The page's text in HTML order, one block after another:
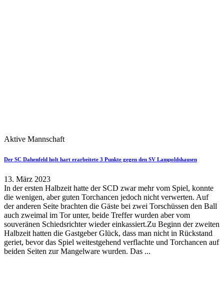
Aktive Mannschaft
Der SC Dahenfeld holt hart erarbeitete 3 Punkte gegen den SV Lampoldshausen
13. März 2023
In der ersten Halbzeit hatte der SCD zwar mehr vom Spiel, konnte
die wenigen, aber guten Torchancen jedoch nicht verwerten. Auf
der anderen Seite brachten die Gäste bei zwei Torschüssen den Ball
auch zweimal im Tor unter, beide Treffer wurden aber vom
souveränen Schiedsrichter wieder einkassiert.Zu Beginn der zweiten
Halbzeit hatten die Gastgeber Glück, dass man nicht in Rückstand
geriet, bevor das Spiel weitestgehend verflachte und Torchancen auf
beiden Seiten zur Mangelware wurden. Das ...